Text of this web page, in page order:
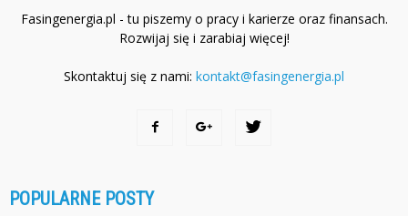
Fasingenergia.pl - tu piszemy o pracy i karierze oraz finansach.
Rozwijaj się i zarabiaj więcej!
Skontaktuj się z nami: kontakt@fasingenergia.pl
POPULARNE POSTY